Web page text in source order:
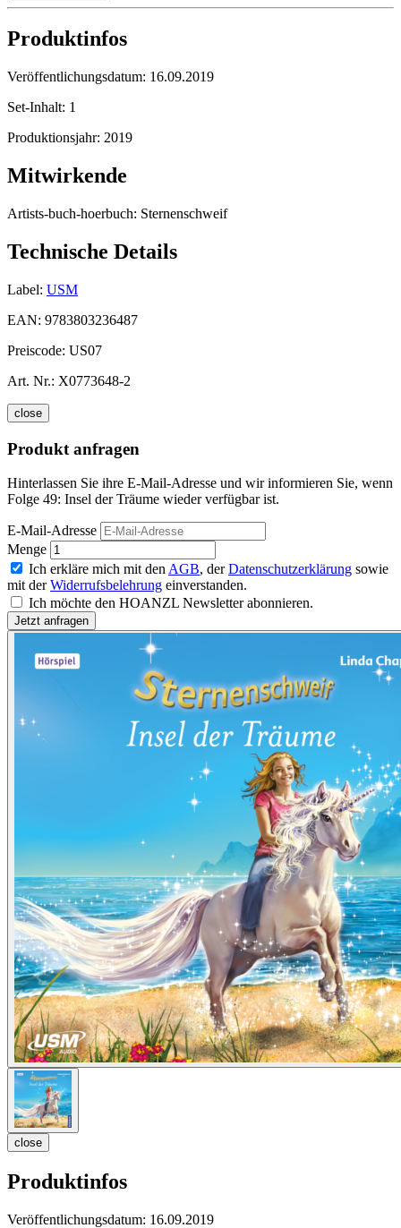
Produktinfos
Veröffentlichungsdatum: 16.09.2019
Set-Inhalt: 1
Produktionsjahr: 2019
Mitwirkende
Artists-buch-hoerbuch: Sternenschweif
Technische Details
Label: USM
EAN: 9783803236487
Preiscode: US07
Art. Nr.: X0773648-2
close
Produkt anfragen
Hinterlassen Sie ihre E-Mail-Adresse und wir informieren Sie, wenn
Folge 49: Insel der Träume wieder verfügbar ist.
E-Mail-Adresse
Menge
Ich erkläre mich mit den AGB, derDatenschutzerklärung sowie
mit derWiderrufsbelehrung einverstanden.
Ich möchte den HOANZL Newsletter abonnieren.
close
Produktinfos
Veröffentlichungsdatum: 16.09.2019